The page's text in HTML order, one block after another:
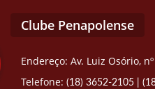
Clube Penapolense
Endereço: Av. Luiz Osório,
Telefone: (18) 3652-2105 |